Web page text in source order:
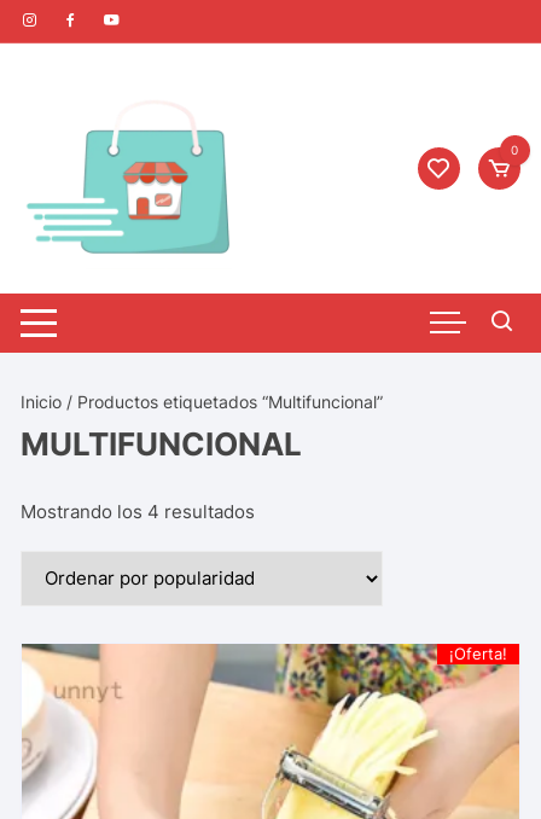
0
Inicio / Productos etiquetados “Multifuncional”
MULTIFUNCIONAL
Mostrando los 4 resultados
¡Oferta!